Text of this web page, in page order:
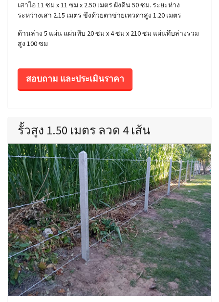
เสาไอ 11 ซม x 11 ซม x 2.50 เมตร ฝังดิน 50 ซม. ระยะห่าง
ระหว่างเสา 2.15 เมตร ขึงด้วยตาข่ายเทวดาสูง 1.20 เมตร
ด้านล่าง 5 แผ่น แผ่นทึบ 20 ซม x 4 ซม x 210 ซม แผ่นทึบล่างรวม
สูง 100 ซม
สอบถาม และประเมินราคา
รั้วสูง 1.50 เมตร ลวด 4 เส้น